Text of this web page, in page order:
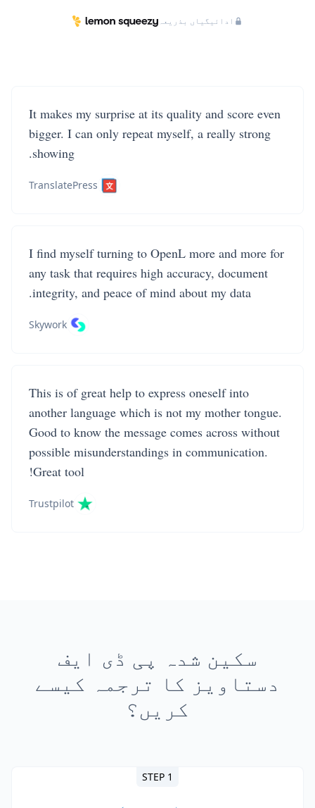
ادائیگیاں بذریعہ
It makes my surprise at its quality and score even
bigger. I can only repeat myself, a really strong
showing.
TranslatePress
I find myself turning to OpenL more and more for
any task that requires high accuracy, document
integrity, and peace of mind about my data.
Skywork
This is of great help to express oneself into
another language which is not my mother tongue.
Good to know the message comes across without
possible misunderstandings in communication.
Great tool!
Trustpilot
سکین شدہ پی ڈی ایف
دستاویز کا ترجمہ کیسے
کریں؟
STEP 1